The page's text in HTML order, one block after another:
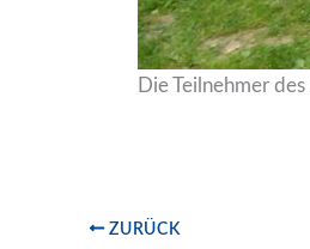
Die Teilnehmer
ZURÜCK